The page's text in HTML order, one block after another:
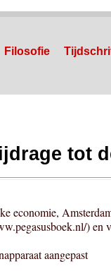
Filosofie
tot
economie,
) en
aangepast